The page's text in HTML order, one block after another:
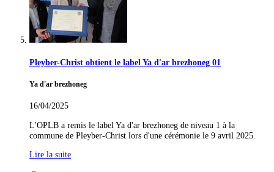
Pleyber-Christ obtient le label Ya d'ar brezhoneg 01
Ya d'ar brezhoneg
16/04/2025
L'OPLB a remis le label Ya d'ar brezhoneg de niveau 1 à la
commune de Pleyber-Christ lors d'une cérémonie le 9 avril 2025.
Lire la suite